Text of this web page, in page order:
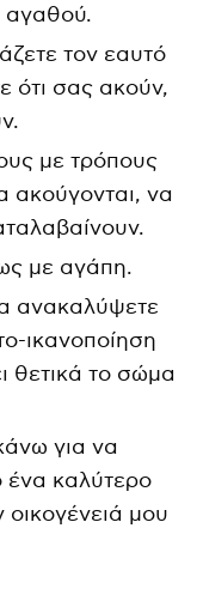
αγαθού.
τον εαυτό
ότι σας ακούν,
με τρόπους
ακούγονται, να
με αγάπη.
ανακαλύψετε
ικανοποίηση
θετικά το σώμα
για να
καλύτερο
μου